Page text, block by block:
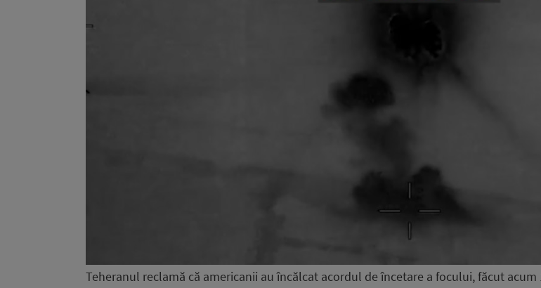
Teheranul reclamă că americanii au încălcat acordul de încetare a focului, făcut acum